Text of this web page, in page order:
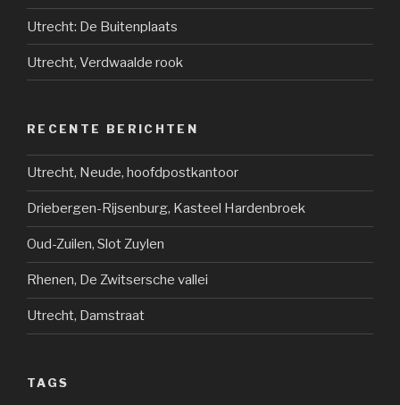
Utrecht: De Buitenplaats
Utrecht, Verdwaalde rook
RECENTE BERICHTEN
Utrecht, Neude, hoofdpostkantoor
Driebergen-Rijsenburg, Kasteel Hardenbroek
Oud-Zuilen, Slot Zuylen
Rhenen, De Zwitsersche vallei
Utrecht, Damstraat
TAGS